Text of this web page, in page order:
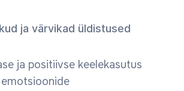
ja värvikad üldistused
ja positiivse keelekasutus